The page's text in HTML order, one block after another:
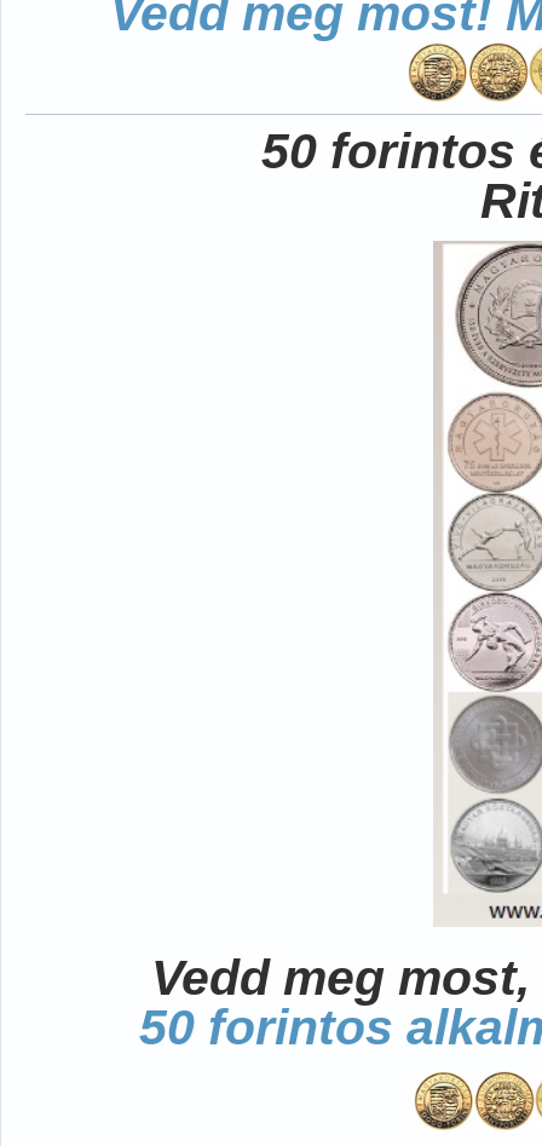
Vedd meg most!
50 forintos
Vedd meg
50 forintos